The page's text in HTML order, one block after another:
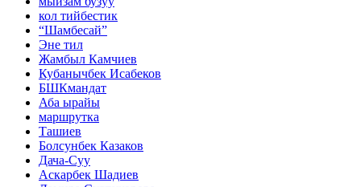
кол тийбестик
“Шамбесай”
Эне тил
Жамбыл Камчиев
Кубанычбек Исабеков
БШКмандат
Аба ырайы
маршрутка
Ташиев
Болсунбек Казаков
Дача-Суу
Аскарбек Шадиев